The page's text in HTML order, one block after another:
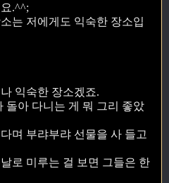
.^^;
는 저에게도 익숙한 장소입
익숙한 장소겠죠.
돌아 다니는 게 뭐 그리 좋았
며 부랴부랴 선물을 사 들고
로 미루는 걸 보면 그들은 한